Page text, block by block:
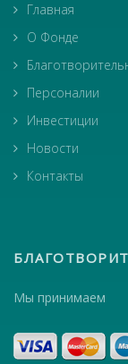
Главная
О Фонде
Персоналии
Инвестиции
Новости
Контакты
Мы принимаем